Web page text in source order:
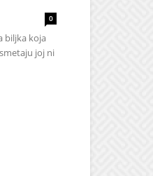
0
biljka koja
joj ni